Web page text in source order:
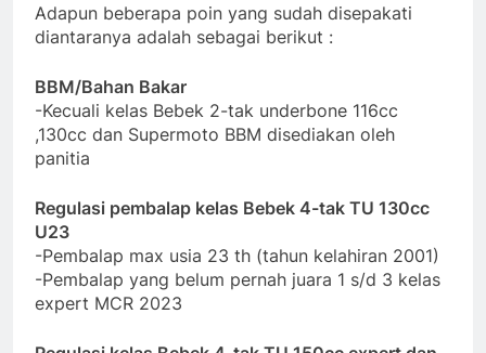
Adapun beberapa poin yang sudah disepakati
diantaranya adalah sebagai berikut :
BBM/Bahan Bakar
-Kecuali kelas Bebek 2-tak underbone 116cc
,130cc dan Supermoto BBM disediakan oleh
panitia
Regulasi pembalap kelas Bebek 4-tak TU 130cc
U23
-Pembalap max usia 23 th (tahun kelahiran 2001)
-Pembalap yang belum pernah juara 1 s/d 3 kelas
expert MCR 2023